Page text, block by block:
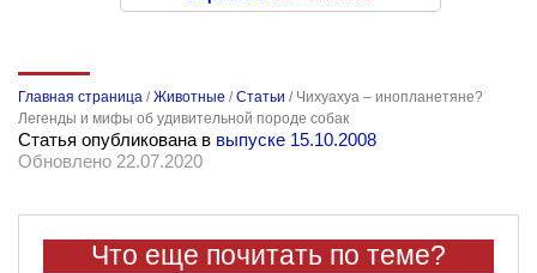
Главная страница /Животные /Статьи / Чихуахуа – инопланетяне?
Легенды и мифы об удивительной породе собак
Статья опубликована в выпуске 15.10.2008
Обновлено 22.07.2020
Что еще почитать по теме?